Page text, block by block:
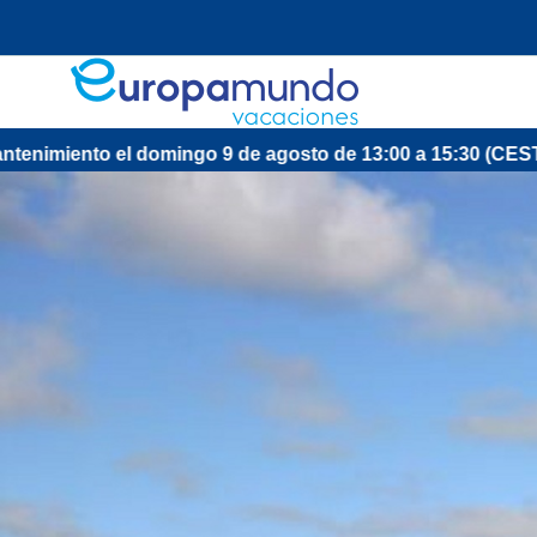
9 de agosto de 13:00 a 15:30 (CEST/Madrid).